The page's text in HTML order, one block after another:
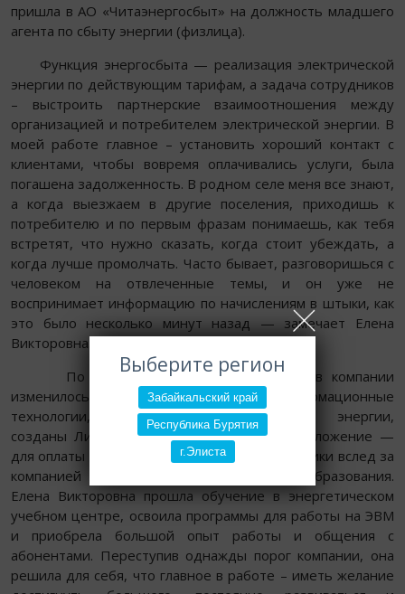
Выберите регион
Забайкальский край
Республика Бурятия
г.Элиста
пришла в АО «Читаэнергосбыт» на должность младшего
агента по сбыту энергии (физлица).
Функция энергосбыта — реализация электрической
энергии по действующим тарифам, а задача сотрудников
– выстроить партнерские взаимоотношения между
организацией и потребителем электрической энергии. В
моей работе главное – установить хороший контакт с
клиентами, чтобы вовремя оплачивались услуги, была
погашена задолженность. В родном селе меня все знают,
а когда выезжаем в другие поселения, приходишь к
потребителю и по первым фразам понимаешь, как тебя
встретят, что нужно сказать, когда стоит убеждать, а
когда лучше промолчать. Часто бывает, разговоришься с
человеком на отвлеченные темы, и он уже не
воспринимает информацию по начислениям в штыки, как
это было несколько минут назад — замечает Елена
Викторовна.
По ее словам, за 15 лет многое в компании
изменилось — совершенствуются информационные
технологии, автоматизируются расчеты энергии,
созданы Личный кабинет и мобильное приложение —
для оплаты и передачи показаний. И сотрудники вслед за
компанией растут, повышают уровень образования.
Елена Викторовна прошла обучение в энергетическом
учебном центре, освоила программы для работы на ЭВМ
и приобрела большой опыт работы и общения с
абонентами. Переступив однажды порог компании, она
решила для себя, что главное в работе – иметь желание